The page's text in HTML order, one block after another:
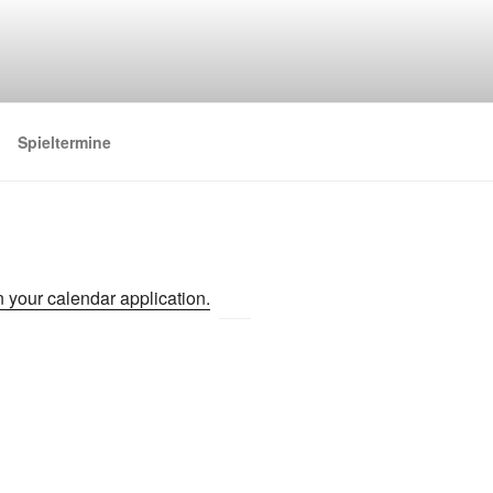
Spieltermine